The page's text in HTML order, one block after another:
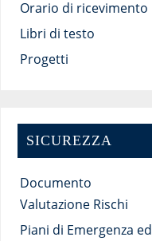
Orario di ricevimento
Libri di testo
Progetti
SICUREZZA
Documento
Valutazione Rischi
Piani di Emergenza ed